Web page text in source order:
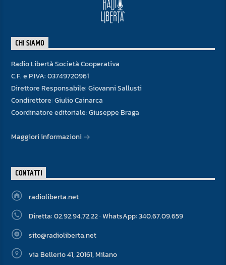
CHI SIAMO
Radio Libertà Società Cooperativa
C.F. e P.IVA: 03749720961
Direttore Responsabile: Giovanni Sallusti
Condirettore: Giulio Cainarca
Coordinatore editoriale: Giuseppe Braga
Maggiori informazioni
CONTATTI
radioliberta.net
Diretta: 02.92.94.72.22 · WhatsApp: 340.67.09.659
sito@radioliberta.net
via Bellerio 41, 20161, Milano